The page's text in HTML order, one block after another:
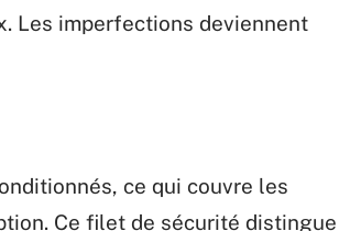
Les imperfections deviennent
ce qui couvre les
Ce filet de sécurité distingue